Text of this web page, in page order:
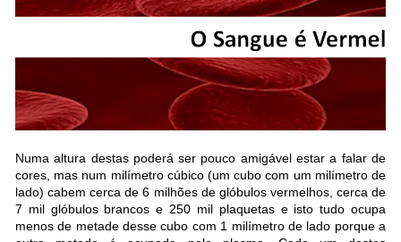
Numa altura destas poderá ser pouco amigável estar a falar de
cores, mas num milímetro cúbico (um cubo com um milímetro de
lado) cabem cerca de 6 milhões de glóbulos vermelhos, cerca de
7 mil glóbulos brancos e 250 mil plaquetas e isto tudo ocupa
menos de metade desse cubo com 1 milímetro de lado porque a